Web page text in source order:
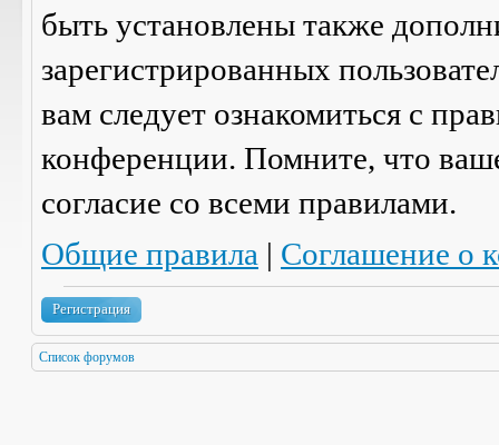
быть установлены также
зарегистрированных
вам следует ознакомиться с
конференции. Помните, что
согласие со всеми правилами.
Общие правила | Соглашение о
Регистрация
Список форумов